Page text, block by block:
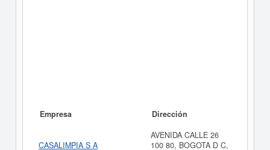
Empresa Dirección
CASALIMPIA S A
AVENIDA CALLE 26
100 80, BOGOTA D C,